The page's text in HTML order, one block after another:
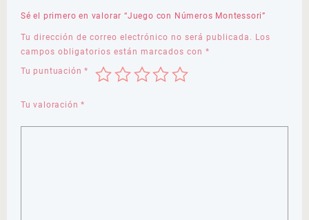
Sé el primero en valorar “Juego con Números Montessori”
Tu dirección de correo electrónico no será publicada. Los
campos obligatorios están marcados con *
Tu puntuación*
Tu valoración*